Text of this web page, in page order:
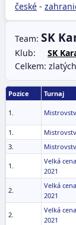
české -
Team: SK
Klub: SK
Celkem:
Pozice Turnaj
1.
1.
3.
1.
Velká
2021
2.
Velká
2021
2.
Velká
2021